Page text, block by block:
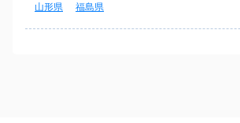
山形県
福島県